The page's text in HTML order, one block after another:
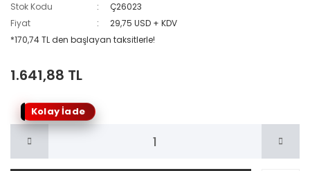
Stok Kodu
Ç26023
Fiyat
29,75 USD + KDV
*170,74 TL den başlayan taksitlerle!
1.641,88 TL
Kolay İade